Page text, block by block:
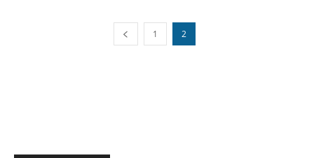
1 2